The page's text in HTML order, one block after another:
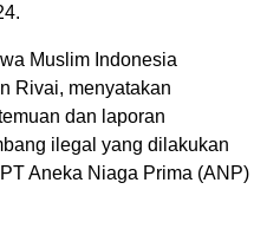
Muslim Indonesia
Rivai, menyatakan
dan laporan
ilegal yang dilakukan
Aneka Niaga Prima (ANP)